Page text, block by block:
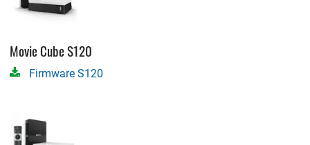
Movie Cube S120
Firmware S120